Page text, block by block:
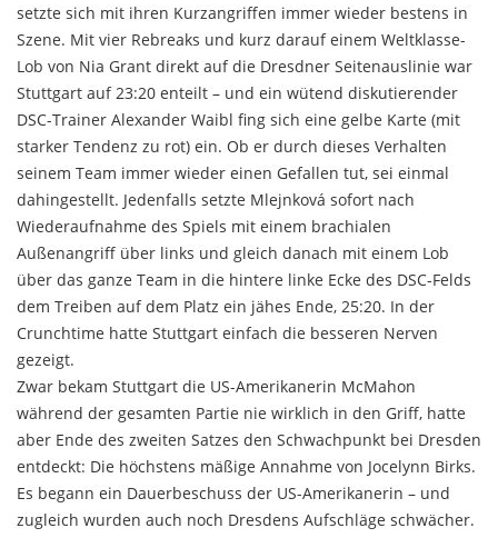
setzte sich mit ihren Kurzangriffen immer wieder bestens in
Szene. Mit vier Rebreaks und kurz darauf einem Weltklasse-
Lob von Nia Grant direkt auf die Dresdner Seitenauslinie war
Stuttgart auf 23:20 enteilt – und ein wütend diskutierender
DSC-Trainer Alexander Waibl fing sich eine gelbe Karte (mit
starker Tendenz zu rot) ein. Ob er durch dieses Verhalten
seinem Team immer wieder einen Gefallen tut, sei einmal
dahingestellt. Jedenfalls setzte Mlejnková sofort nach
Wiederaufnahme des Spiels mit einem brachialen
Außenangriff über links und gleich danach mit einem Lob
über das ganze Team in die hintere linke Ecke des DSC-Felds
dem Treiben auf dem Platz ein jähes Ende, 25:20. In der
Crunchtime hatte Stuttgart einfach die besseren Nerven
gezeigt.
Zwar bekam Stuttgart die US-Amerikanerin McMahon
während der gesamten Partie nie wirklich in den Griff, hatte
aber Ende des zweiten Satzes den Schwachpunkt bei Dresden
entdeckt: Die höchstens mäßige Annahme von Jocelynn Birks.
Es begann ein Dauerbeschuss der US-Amerikanerin – und
zugleich wurden auch noch Dresdens Aufschläge schwächer.